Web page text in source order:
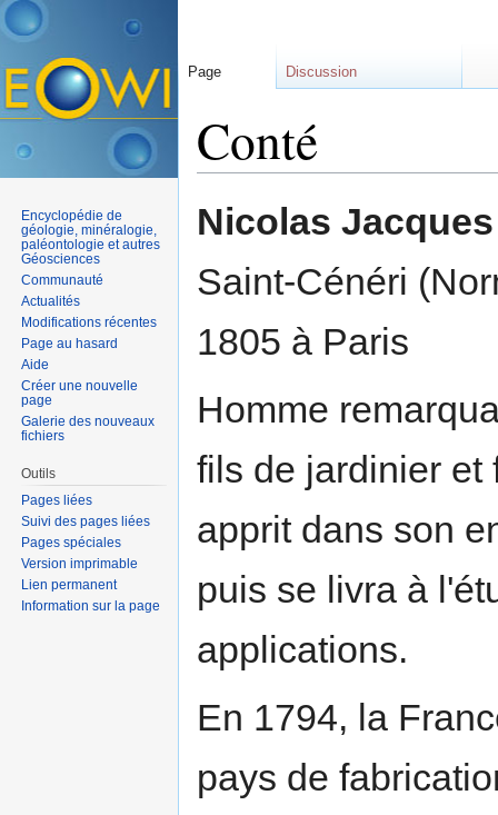
Conté
Nicolas
Saint-Cénéri
1805 à Paris
Homme
fils de jardinier et
apprit dans son
puis se livra à
applications.
En 1794, la
pays de
Page Discussion
Encyclopédie de
géologie, minéralogie,
paléontologie et autres
Géosciences
Communauté
Actualités
Modifications récentes
Page au hasard
Aide
Créer une nouvelle
page
Galerie des nouveaux
fichiers
Outils
Pages liées
Suivi des pages liées
Pages spéciales
Version imprimable
Lien permanent
Information sur la page